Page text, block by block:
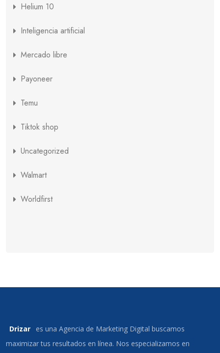
Helium 10
Inteligencia artificial
Mercado libre
Payoneer
Temu
Tiktok shop
Uncategorized
Walmart
Worldfirst
Drizar
es una Agencia de Marketing Digital buscamos
maximizar tus resultados en línea. Nos especializamos en